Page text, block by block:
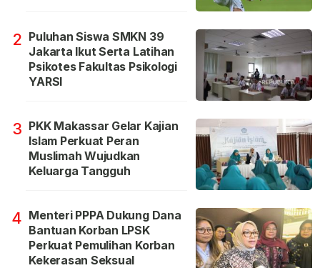
2 Puluhan Siswa SMKN 39
Jakarta Ikut Serta Latihan
Psikotes Fakultas Psikologi
YARSI
3 PKK Makassar Gelar Kajian
Islam Perkuat Peran
Muslimah Wujudkan
Keluarga Tangguh
4 Menteri PPPA Dukung Dana
Bantuan Korban LPSK
Perkuat Pemulihan Korban
Kekerasan Seksual